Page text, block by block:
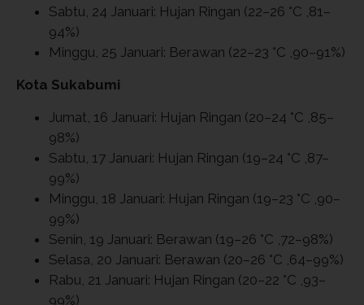
Sabtu, 24 Januari: Hujan Ringan (22–26 °C ,81–
94%)
Minggu, 25 Januari: Berawan (22–23 °C ,90–91%)
Kota Sukabumi
Jumat, 16 Januari: Hujan Ringan (20–24 °C ,85–
98%)
Sabtu, 17 Januari: Hujan Ringan (19–24 °C ,87–
99%)
Minggu, 18 Januari: Hujan Ringan (19–23 °C ,90–
99%)
Senin, 19 Januari: Berawan (19–26 °C ,72–98%)
Selasa, 20 Januari: Berawan (20–26 °C ,64–99%)
Rabu, 21 Januari: Hujan Ringan (20–22 °C ,93–
99%)